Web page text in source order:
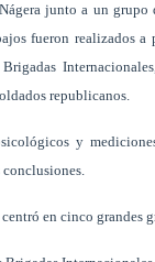
junto a un grupo
fueron realizados a
republicanos.
y
en cinco grandes